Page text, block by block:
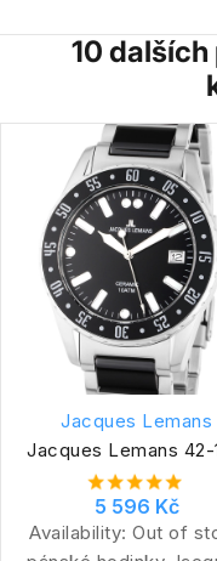
10
Jacques Lemans
Jacques Lemans 42-
5 596 Kč
Availability: Out of